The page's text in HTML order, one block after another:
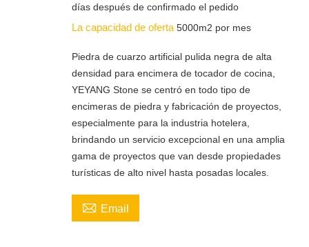
días después de confirmado el pedido
La capacidad de oferta 5000m2 por mes
Piedra de cuarzo artificial pulida negra de alta
densidad para encimera de tocador de cocina,
YEYANG Stone se centró en todo tipo de
encimeras de piedra y fabricación de proyectos,
especialmente para la industria hotelera,
brindando un servicio excepcional en una amplia
gama de proyectos que van desde propiedades
turísticas de alto nivel hasta posadas locales.
 Email